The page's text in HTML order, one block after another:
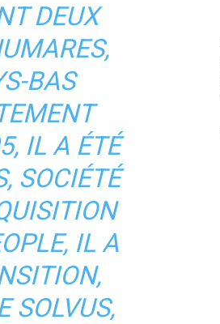
DEUX
BAS
IL A ÉTÉ
SOCIÉTÉ
IL A
SOLVUS,